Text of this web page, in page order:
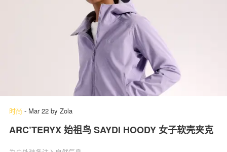
时尚 - Mar 22 by Zola
ARC’TERYX 始祖鸟 SAYDI HOODY 女子软壳夹克